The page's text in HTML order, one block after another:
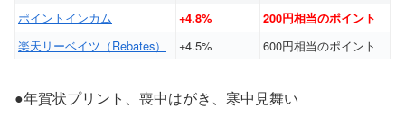
ポイントインカム +4.8% 200円相当のポイント
楽天リーベイツ（Rebates） +4.5% 600円相当のポイント
●年賀状プリント、喪中はがき、寒中見舞い